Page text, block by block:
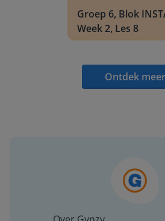
Groep 6, Blok
Week 2, Les 8
Ontdek meer